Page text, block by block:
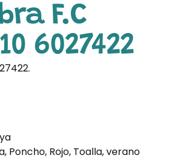
F.C
6027422
, Poncho, Rojo, Toalla,verano